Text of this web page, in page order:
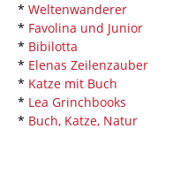
* Weltenwanderer
* Favolina und Junior
* Bibilotta
* Elenas Zeilenzauber
* Katze mit Buch
* Lea Grinchbooks
* Buch, Katze, Natur